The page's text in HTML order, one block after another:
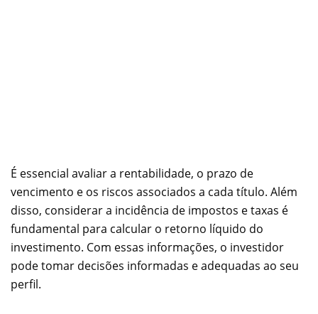
É essencial avaliar a rentabilidade, o prazo de
vencimento e os riscos associados a cada título. Além
disso, considerar a incidência de impostos e taxas é
fundamental para calcular o retorno líquido do
investimento. Com essas informações, o investidor
pode tomar decisões informadas e adequadas ao seu
perfil.